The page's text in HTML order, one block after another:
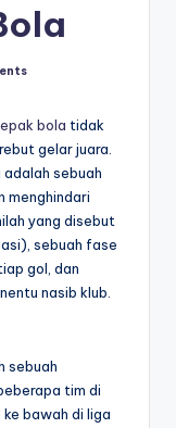
bola tidak
gelar juara.
sebuah
menghindari
yang disebut
sebuah fase
gol, dan
nasib klub.
sebuah
tim di
bawah di liga